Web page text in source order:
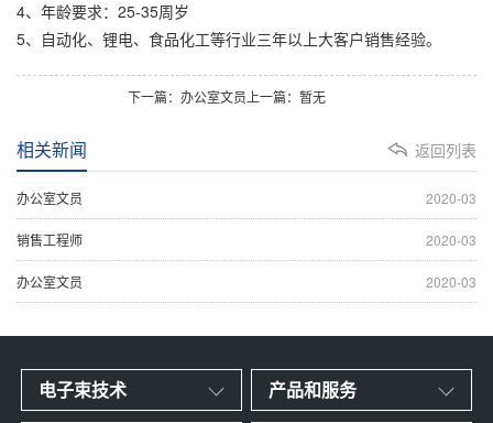
4、年龄要求：25-35周岁
5、自动化、锂电、食品化工等行业三年以上大客户销售经验。
上一篇：暂无
下一篇：办公室文员
返回列表
相关新闻
2020-03
办公室文员
2020-03
销售工程师
2020-03
办公室文员
电子束技术 产品和服务